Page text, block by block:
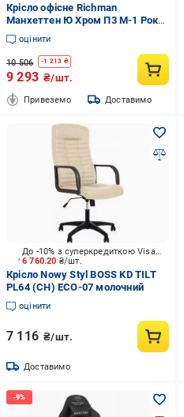
Крісло офісне Richman
Манхеттен Ю Хром П3 М-1 Роккі
чорний
оцінити
10 506 -1 213 ₴
9 293 ₴/шт.
Привеземо Доставимо
6 760.20 ₴/шт.
До -10% з суперкредиткою Visa Вигода
Крісло Nowy Styl BOSS KD TILT
PL64 (CH) ECO-07 молочний
оцінити
7 116 ₴/шт.
Доставимо